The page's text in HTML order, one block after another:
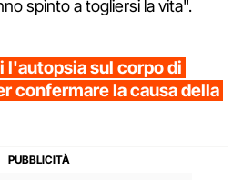
spinto a togliersi la vita".
l'autopsia sul corpo di
confermare la causa della